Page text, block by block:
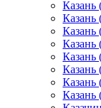
Казань
Казань
Казань
Казань
Казань
Казань